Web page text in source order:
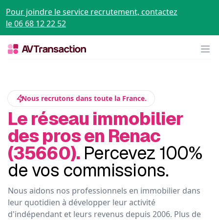
Pour joindre le service recrutement, contactez
le 06 68 12 22 52
Nous recrutons dans toute la France.
Le réseau immobilier
des pros en Renac
(35660). Percevez 100%
de vos commissions.
Nous aidons nos professionnels en immobilier dans
leur quotidien à développer leur activité
d'indépendant et leurs revenus depuis 2006. Plus de